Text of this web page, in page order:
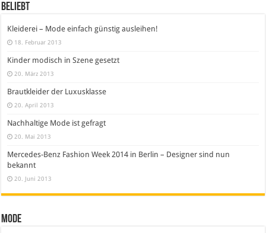
Beliebt
Kleiderei – Mode einfach günstig ausleihen!
18. Februar 2013
Kinder modisch in Szene gesetzt
20. März 2013
Brautkleider der Luxusklasse
20. April 2013
Nachhaltige Mode ist gefragt
20. Mai 2013
Mercedes-Benz Fashion Week 2014 in Berlin – Designer sind nun
bekannt
20. Juni 2013
Mode